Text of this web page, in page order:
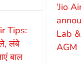
Tips:
लंबे
बाल
‘Jio
Lab
AGM